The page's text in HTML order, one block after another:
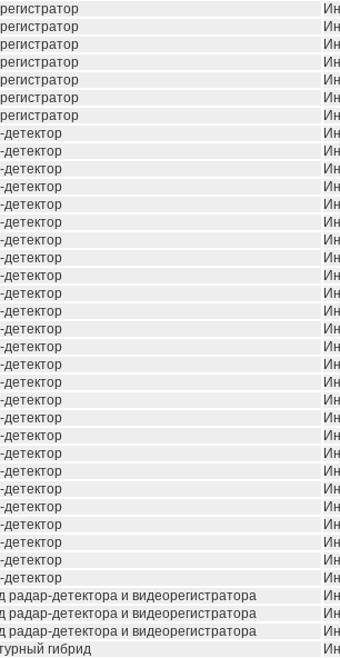
детектор
детектор
детектор
детектор
детектор
детектор
детектор
детектор
детектор
детектор
детектор
детектор
детектор
детектор
детектор
детектор
детектор
детектор
детектор
детектор
детектор
детектор
детектор
детектор
детектор
детектор
радар-детектора и видеорегистратора
радар-детектора и видеорегистратора
радар-детектора и видеорегистратора
гибрид